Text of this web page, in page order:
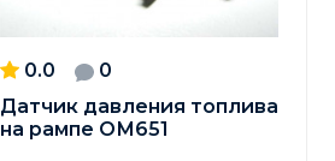
0.0
0
Датчик давления топлива
на рампе ОМ651